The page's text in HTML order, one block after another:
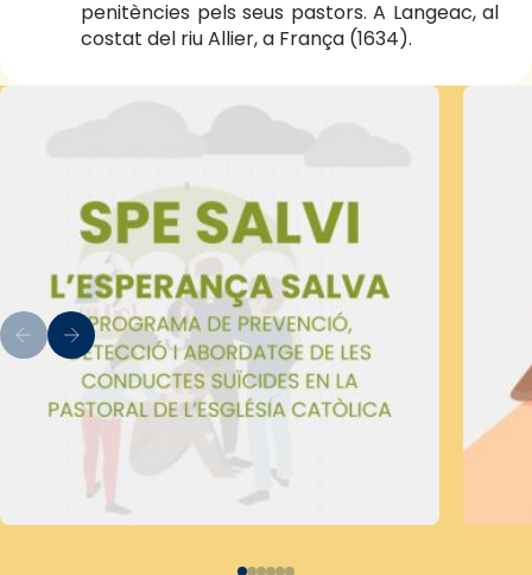
penitències pels seus pastors. A Langeac, al
costat del riu Allier, a França (1634).